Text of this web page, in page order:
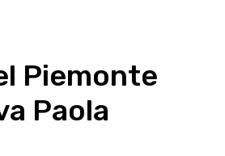
Piemonte
Paola